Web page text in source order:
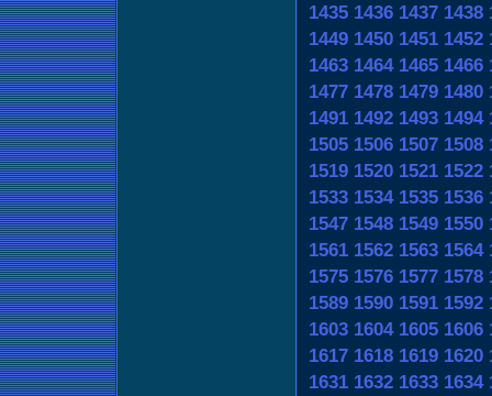
1435 1436 1437 1438
1449 1450 1451 1452
1463 1464 1465 1466
1477 1478 1479 1480
1491 1492 1493 1494
1505 1506 1507 1508
1519 1520 1521 1522
1533 1534 1535 1536
1547 1548 1549 1550
1561 1562 1563 1564
1575 1576 1577 1578
1589 1590 1591 1592
1603 1604 1605 1606
1617 1618 1619 1620
1631 1632 1633 1634